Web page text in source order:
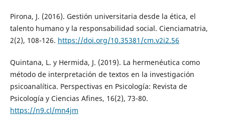
Pirona, J. (2016). Gestión universitaria desde la ética, el
talento humano y la responsabilidad social. Cienciamatria,
2(2), 108-126. https://doi.org/10.35381/cm.v2i2.56
Quintana, L. y Hermida, J. (2019). La hermenéutica como
método de interpretación de textos en la investigación
psicoanalítica. Perspectivas en Psicología: Revista de
Psicología y Ciencias Afines, 16(2), 73-80.
https://n9.cl/mn4jm